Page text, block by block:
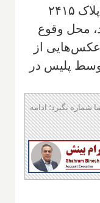
است زیرزمین این خانه که در پلاک ۲۴۱۵
محل وقوع
از
پلیس در
شماره بگیرد؛ ادامه